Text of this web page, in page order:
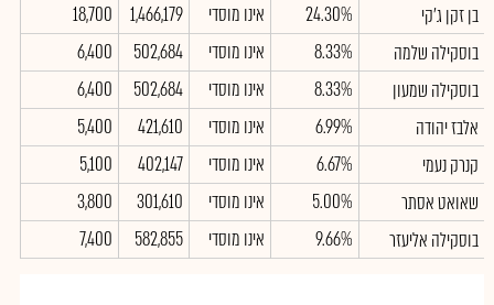
בן זקן ג'קי
24.30% אינו מוסדי 1,466,179
18,700
בוסקילה שלמה
8.33% אינו מוסדי 502,684
6,400
בוסקילה שמעון
8.33% אינו מוסדי 502,684
6,400
אלבז יהודה
6.99% אינו מוסדי 421,610
5,400
קנרק נעמי
6.67% אינו מוסדי 402,147
5,100
שאואט אסתר
5.00% אינו מוסדי 301,610
3,800
בוסקילה אליעזר
9.66% אינו מוסדי 582,855
7,400